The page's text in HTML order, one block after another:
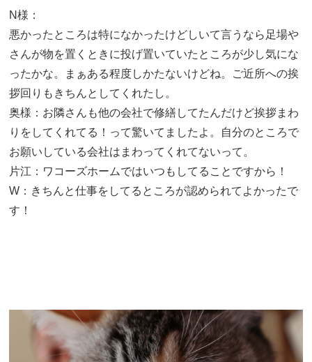
N様：
悪かったところは特になかったけどしいて言うなら足場や
さんが物を置くときに投げ置いていたところが少し気にな
ったかな。まぁある程度しかたないけどね。ご近所への挨
拶回りもきちんとしてくれたし。
奥様：お隣さんも他の会社で修繕してたんだけど挨拶まわ
りをしてくれてる！って驚いてましたよ。自分のところで
お願いしている会社はまわってくれてないって。
片江：ワコーズホームではいつもしてることですから！
W：きちんと仕事をしてるところが認められてよかったで
す！